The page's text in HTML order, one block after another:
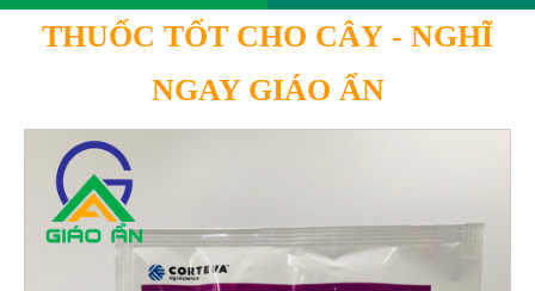
THUỐC TỐT CHO CÂY - NGHĨ
NGAY GIÁO ẨN